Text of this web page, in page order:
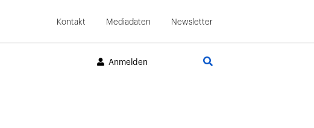
Kontakt Mediadaten Newsletter
Anmelden